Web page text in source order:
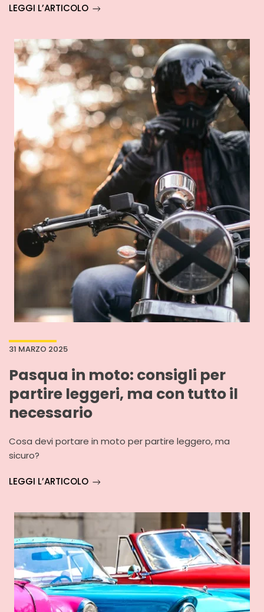
LEGGI L’ARTICOLO
31 MARZO 2025
Pasqua in moto: consigli per
partire leggeri, ma con tutto il
necessario
Cosa devi portare in moto per partire leggero, ma
sicuro?
LEGGI L’ARTICOLO